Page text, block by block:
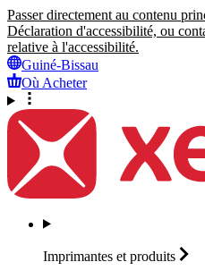
Passer directement au contenu
Déclaration d'accessibilité, ou
relative à l'accessibilité.
Guiné-Bissau
Où Acheter
Imprimantes et produits